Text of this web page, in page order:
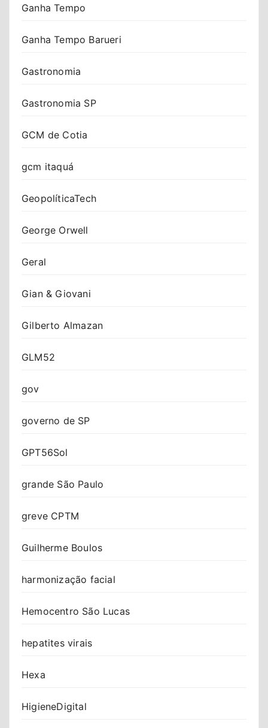
Ganha Tempo
Ganha Tempo Barueri
Gastronomia
Gastronomia SP
GCM de Cotia
gcm itaquá
GeopolíticaTech
George Orwell
Geral
Gian & Giovani
Gilberto Almazan
GLM52
gov
governo de SP
GPT56Sol
grande São Paulo
greve CPTM
Guilherme Boulos
harmonização facial
Hemocentro São Lucas
hepatites virais
Hexa
HigieneDigital